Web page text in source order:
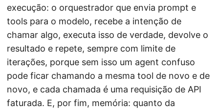
execução: o orquestrador que envia prompt e
tools para o modelo, recebe a intenção de
chamar algo, executa isso de verdade, devolve o
resultado e repete, sempre com limite de
iterações, porque sem isso um agent confuso
pode ficar chamando a mesma tool de novo e de
novo, e cada chamada é uma requisição de API
faturada. E, por fim, memória: quanto da